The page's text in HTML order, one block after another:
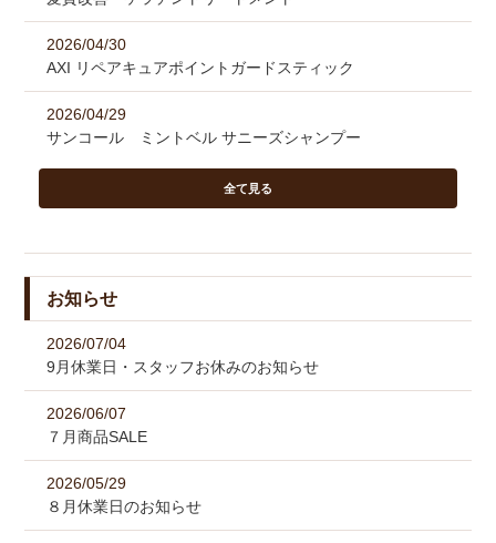
2026/04/30
AXI リペアキュアポイントガードスティック
2026/04/29
サンコール ミントベル サニーズシャンプー
全て見る
お知らせ
2026/07/04
9月休業日・スタッフお休みのお知らせ
2026/06/07
７月商品SALE
2026/05/29
８月休業日のお知らせ